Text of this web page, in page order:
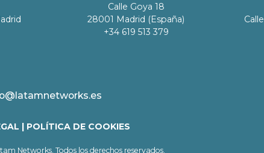
Calle Goya 18
28001 Madrid (España)
+34 619 513 379
| POLÍTICA DE COOKIES
Networks. Todos los derechos reservados.